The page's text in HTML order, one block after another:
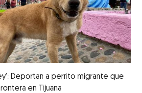
Deportan a perrito migrante que
en Tijuana